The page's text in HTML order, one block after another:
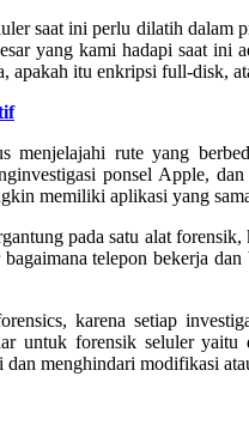
saat ini perlu dilatih dalam
yang kami hadapi saat
apakah itu enkripsi full-disk,
rute yang
ponsel Apple,
memiliki aplikasi yang
pada satu alat
telepon bekerja
karena setiap
untuk forensik seluler
menghindari modifikasi